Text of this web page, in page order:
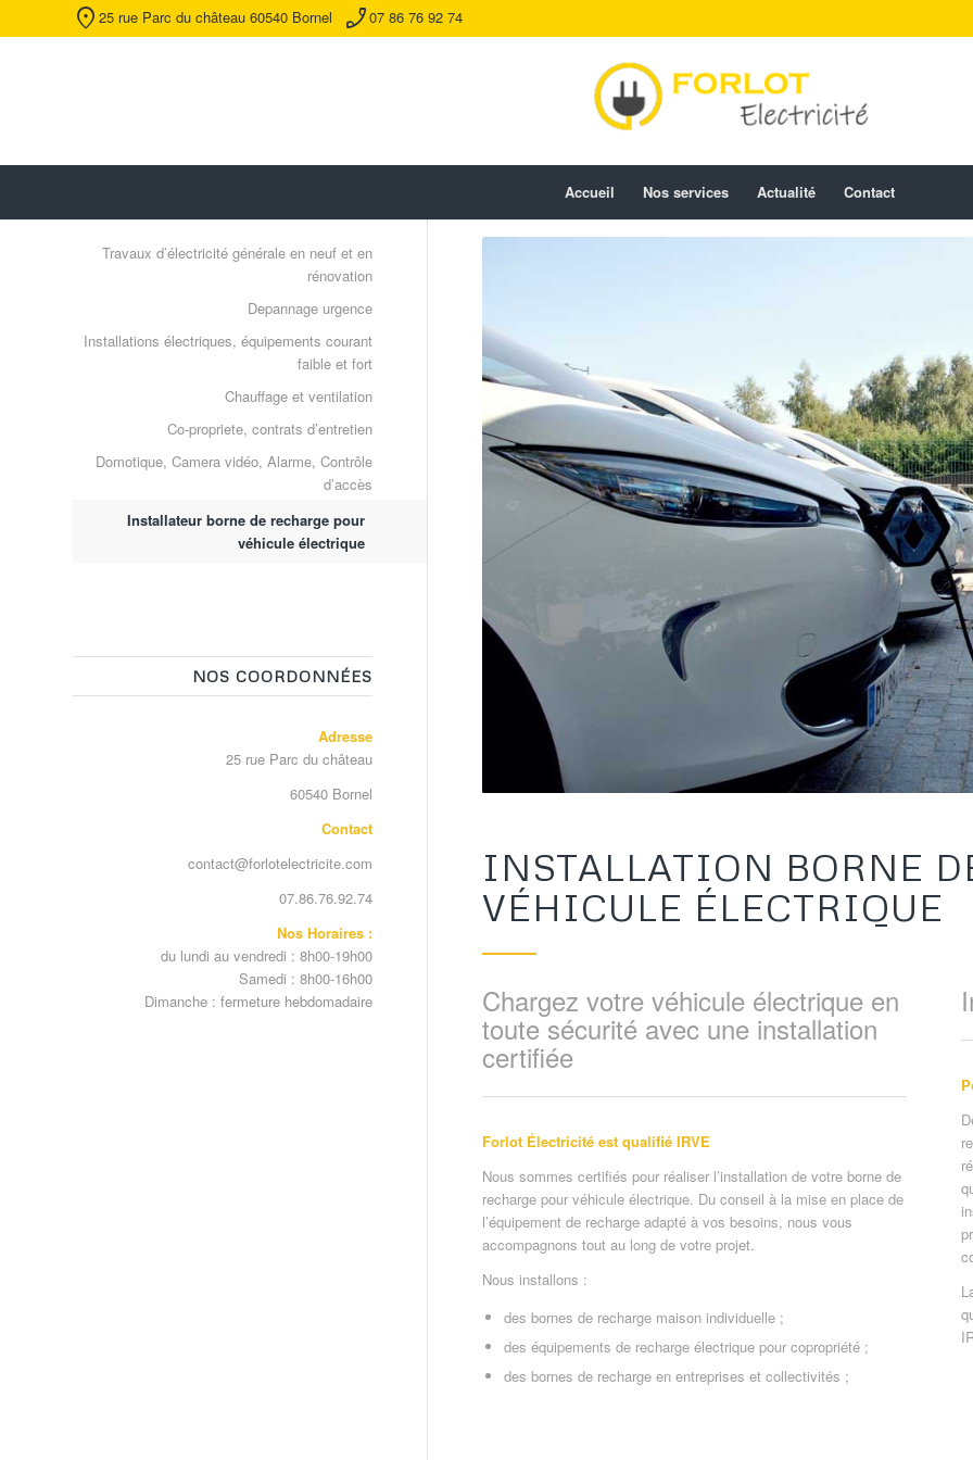
location_on 25 rue Parc du château 60540 Bornel phone_enabled07 86 76 92 74
Accueil Nos services Actualité Contact
INSTALLATION BORNE
VÉHICULE ÉLECTRIQUE
Chargez votre véhicule électrique en
toute sécurité avec une installation
certifiée
Forlot Électricité est qualifié IRVE
Nous sommes certifiés pour réaliser l’installation de votre borne de
recharge pour véhicule électrique. Du conseil à la mise en place de
l’équipement de recharge adapté à vos besoins, nous vous
accompagnons tout au long de votre projet.
Nous installons :
des bornes de recharge maison individuelle ;
des équipements de recharge électrique pour copropriété ;
des bornes de recharge en entreprises et collectivités ;
Travaux d’électricité générale en neuf et en
rénovation
Depannage urgence
Installations électriques, équipements courant
faible et fort
Chauffage et ventilation
Co-propriete, contrats d’entretien
Domotique, Camera vidéo, Alarme, Contrôle
d’accès
Installateur borne de recharge pour
véhicule électrique
NOS COORDONNÉES
Adresse
25 rue Parc du château
60540 Bornel
Contact
contact@forlotelectricite.com
07.86.76.92.74
Nos Horaires :
du lundi au vendredi : 8h00-19h00
Samedi : 8h00-16h00
Dimanche : fermeture hebdomadaire